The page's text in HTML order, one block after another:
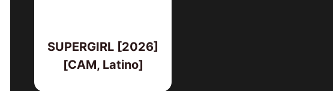
SUPERGIRL [2026]
[CAM, Latino]